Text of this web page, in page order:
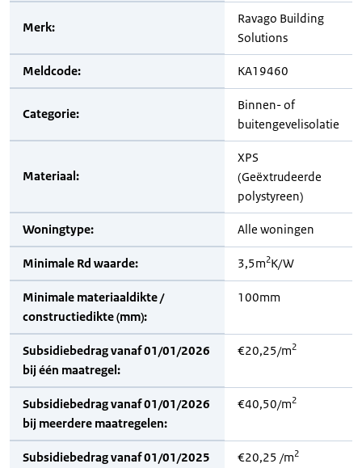
Merk:
Ravago Building
Solutions
Meldcode: KA19460
Categorie:
Binnen- of
buitengevelisolatie
Materiaal:
XPS
(Geëxtrudeerde
polystyreen)
Woningtype: Alle woningen
Minimale Rd waarde: 3,5m2K/W
Minimale materiaaldikte /
constructiedikte (mm):
100mm
Subsidiebedrag vanaf 01/01/2026
bij één maatregel:
€20,25/m2
Subsidiebedrag vanaf 01/01/2026
bij meerdere maatregelen:
€40,50/m2
Subsidiebedrag vanaf 01/01/2025
€20,25 /m2